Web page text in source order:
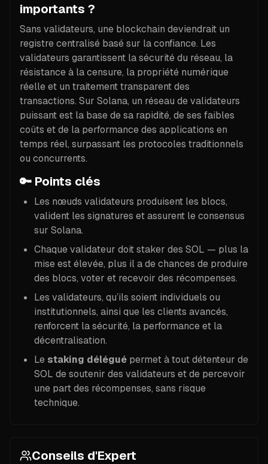
importants ?
Sans validateurs, une blockchain deviendrait un
registre centralisé basé sur la confiance. Les
validateurs garantissent la sécurité du réseau, la
résistance à la censure, la propriété numérique
réelle et un traitement transparent des
transactions. Sur Solana, un réseau de validateurs
puissant est la base de sa rapidité, de ses faibles
coûts et de la performance des applications en
temps réel, surpassant les protocoles traditionnels
ou concurrents.
🔑 Points clés
Les nœuds validateurs produisent les blocs,
valident les signatures et assurent le consensus
sur Solana.
Chaque validateur doit staker des SOL — plus la
mise est élevée, plus il a de chances de produire
des blocs, voter et recevoir des récompenses.
Les validateurs, qu’ils soient individuels ou
institutionnels, ainsi que les clients avancés,
renforcent la sécurité, la performance et la
décentralisation.
Le staking délégué permet à tout détenteur de
SOL de soutenir des validateurs et de percevoir
une part des récompenses, sans risque
technique.
Conseils d'Expert